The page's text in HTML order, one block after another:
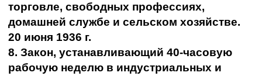
торговле, свободных профессиях,
домашней службе и сельском хозяйстве.
20 июня 1936 г.
8. Закон, устанавливающий 40-часовую
рабочую неделю в индустриальных и